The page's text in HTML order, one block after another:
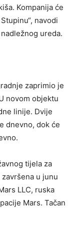
Kompanija će
navodi
ureda.
zaprimio je
novom objektu
linije. Dvije
dnevno, dok će
tijela za
u junu
LLC, ruska
Mars. Tačan